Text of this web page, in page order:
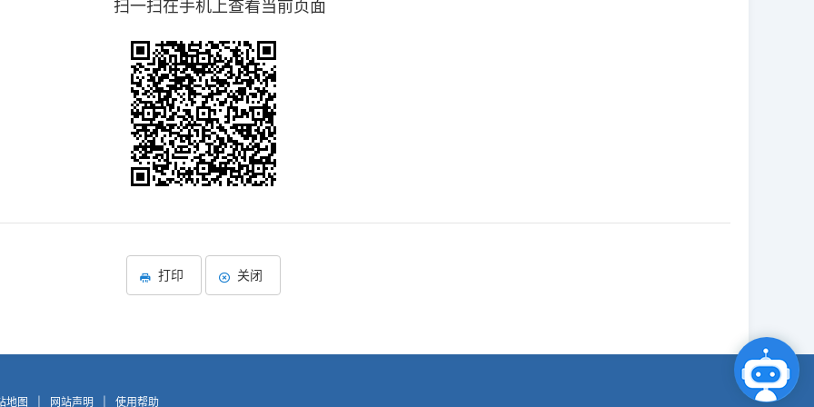
扫一扫在手机上查看当前页面
打印 关闭
地图 网站声明 使用帮助